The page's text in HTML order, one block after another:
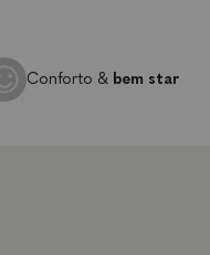
Conforto & bem star